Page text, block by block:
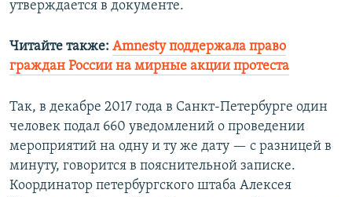
утверждается в документе.
Читайте также: Amnesty поддержала право
граждан России на мирные акции протеста
Так, в декабре 2017 года в Санкт-Петербурге один
человек подал 660 уведомлений о проведении
мероприятий на одну и ту же дату — с разницей в
минуту, говорится в пояснительной записке.
Координатор петербургского штаба Алексея